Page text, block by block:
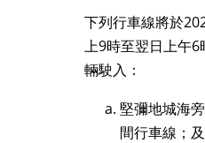
下列行車線將於
上9時至翌日上午
輛駛入：
堅彌地城海
間行車線；及